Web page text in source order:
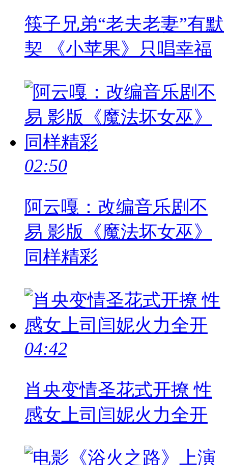
筷子兄弟“老夫老妻”有默
契 《小苹果》只唱幸福
02:50
阿云嘎：改编音乐剧不
易 影版《魔法坏女巫》
同样精彩
04:42
肖央变情圣花式开撩 性
感女上司闫妮火力全开